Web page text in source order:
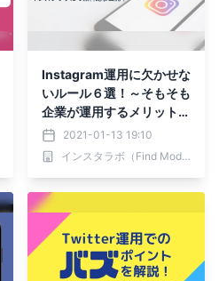
Instagram運用に欠かせな
いルール６選！～そもそも
企業が運用するメリットと
は？～2021-01-13 19:10
インスタラボ（Find Model）